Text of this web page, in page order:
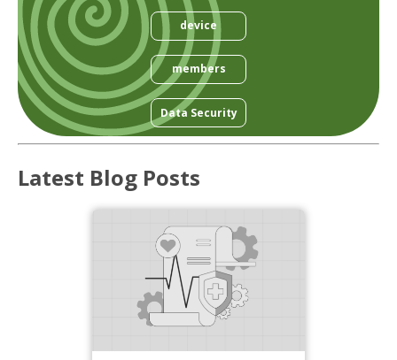
device
members
Data Security
Latest Blog Posts